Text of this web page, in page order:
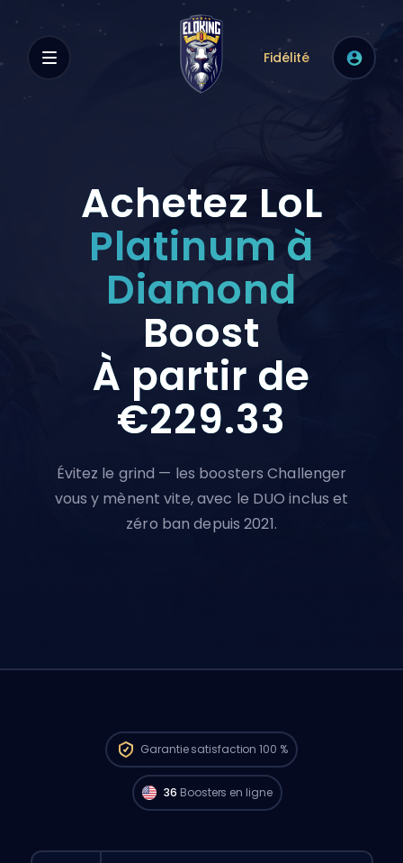
Fidélité
Achetez LoL
Platinum à
Diamond
Boost
À partir de
€229.33
Évitez le grind — les boosters Challenger
vous y mènent vite, avec le DUO inclus et
zéro ban depuis 2021.
Garantiesatisfaction 100 %
sont dispo pour lancer ta commande tout
de suite. 🔥
36 Boosters en ligne